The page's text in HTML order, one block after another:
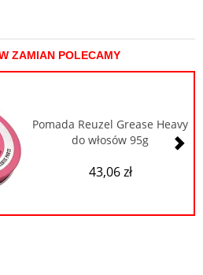
ZAMIAN POLECAMY
Pomada Reuzel Grease Heavy
do włosów 95g
43,06 zł